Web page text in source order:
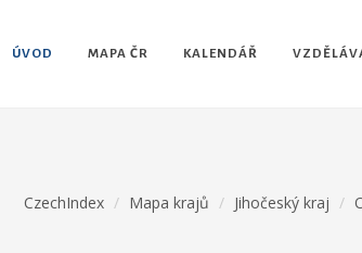
ÚVOD MAPA ČR KALENDÁŘ
CzechIndex Mapa krajů Jihočeský kraj